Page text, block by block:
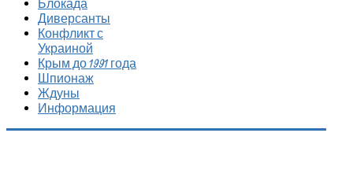
Блокада
Диверсанты
Конфликт с
Украиной
Крым до 1991 года
Шпионаж
Ждуны
Информация